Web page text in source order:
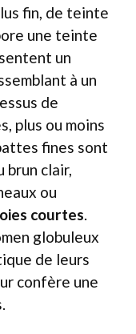
fin, de teinte
une teinte
un
à un
de
plus ou moins
fines sont
brun clair,
ou
courtes.
globuleux
de leurs
confère une